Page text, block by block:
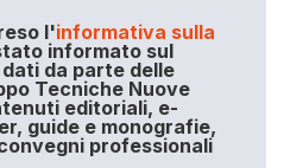
l'informativa sulla
informato sul
da parte delle
Tecniche Nuove
editoriali, e-
guide e monografie,
professionali